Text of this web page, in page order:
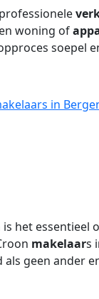
woning of
soepel
in
het essentieel
makelaars
als geen ander